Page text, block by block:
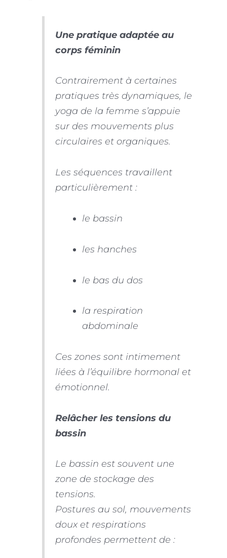
Une pratique adaptée au
corps féminin
Contrairement à certaines
pratiques très dynamiques, le
yoga de la femme s’appuie
sur des mouvements plus
circulaires et organiques.
Les séquences travaillent
particulièrement :
le bassin
les hanches
le bas du dos
la respiration
abdominale
Ces zones sont intimement
liées à l’équilibre hormonal et
émotionnel.
Relâcher les tensions du
bassin
Le bassin est souvent une
zone de stockage des
tensions.
Postures au sol, mouvements
doux et respirations
profondes permettent de :